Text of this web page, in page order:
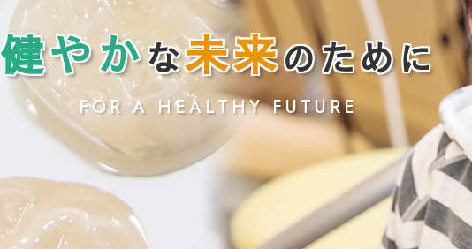
健やかな未来のために
FOR A HEALTHY FUTURE